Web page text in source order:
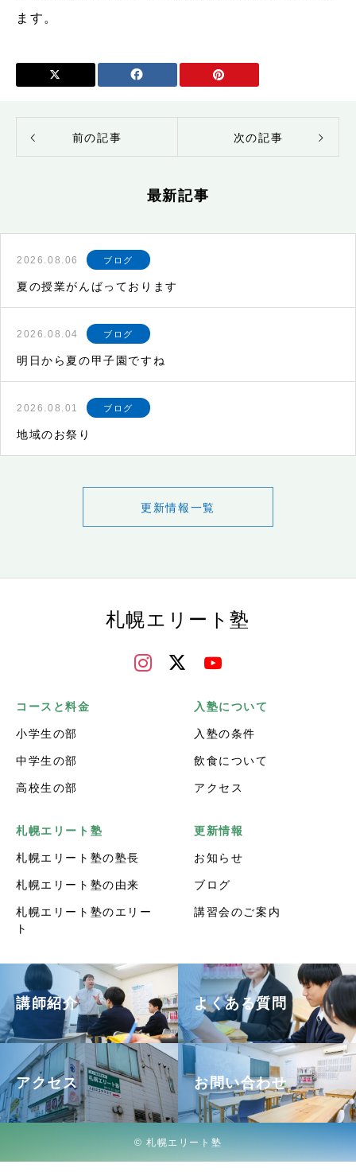
ます。
前の記事 次の記事
最新記事
2026.08.06 ブログ
夏の授業がんばっております
2026.08.04 ブログ
明日から夏の甲子園ですね
2026.08.01 ブログ
地域のお祭り
更新情報一覧
札幌エリート塾
コースと料金
小学生の部
中学生の部
高校生の部
入塾について
入塾の条件
飲食について
アクセス
札幌エリート塾
札幌エリート塾の塾長
札幌エリート塾の由来
札幌エリート塾のエリー
ト
更新情報
お知らせ
ブログ
講習会のご案内
講師紹介 よくある質問
アクセス お問い合わせ
© 札幌エリート塾